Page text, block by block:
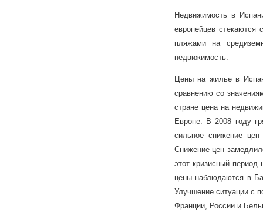
Недвижимость в
европейцев
пляжами на
недвижимость.
Цены на жилье в
сравнению со
стране цена на
Европе. В 2008 году
сильное снижение
Снижение цен
этот кризисный
цены наблюдаются в
Улучшение ситуации с
Франции, России и